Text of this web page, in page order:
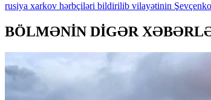
rusiya xarkov hərbçiləri bildirilib vilayətinin Şevçenko
BÖLMƏNİN DİGƏR